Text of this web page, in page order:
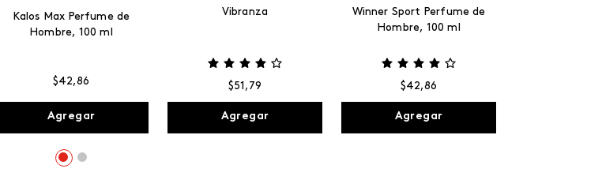
Kalos Max Perfume de
Hombre, 100 ml
$42,86
Agregar
Vibranza
$51 , 79
Agregar
Winner Sport Perfume de
Hombre, 100 ml
$42,86
Agregar